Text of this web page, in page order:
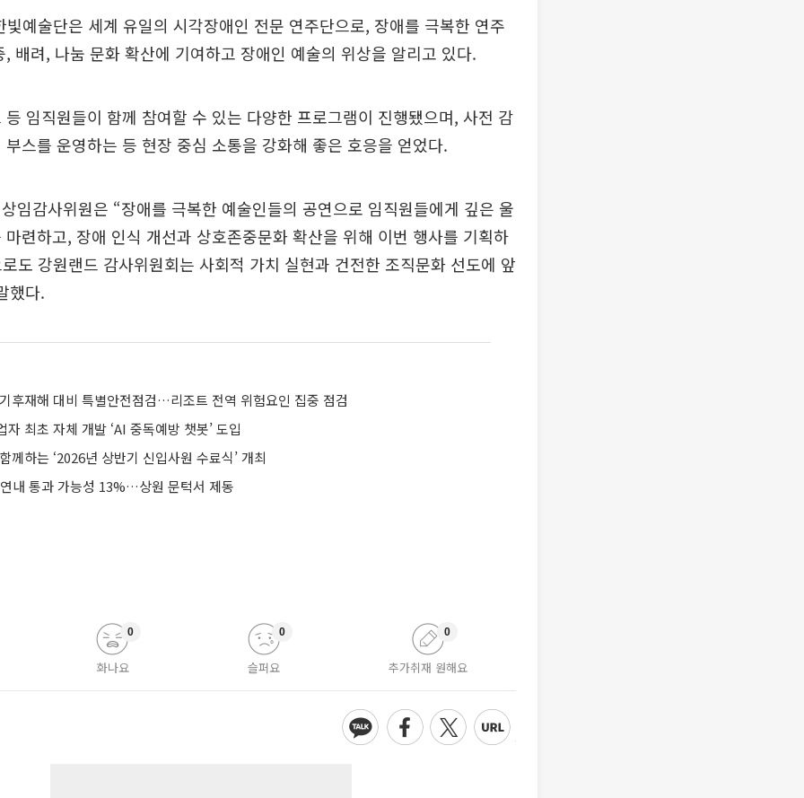
예술단은 세계 유일의 시각장애인 전문 연주단으로, 장애를 극복한 연주
배려, 나눔 문화 확산에 기여하고 장애인 예술의 위상을 알리고 있다.
임직원들이 함께 참여할 수 있는 다양한 프로그램이 진행됐으며, 사전 감
스를 운영하는 등 현장 중심 소통을 강화해 좋은 호응을 얻었다.
임감사위원은 “장애를 극복한 예술인들의 공연으로 임직원들에게 깊은 울
련하고, 장애 인식 개선과 상호존중문화 확산을 위해 이번 행사를 기획하
도 강원랜드 감사위원회는 사회적 가치 실현과 건전한 조직문화 선도에 앞
했다.
후재해 대비 특별안전점검…리조트 전역 위험요인 집중 점검
자 최초 자체 개발 ‘AI 중독예방 챗봇’ 도입
께하는 ‘2026년 상반기 신입사원 수료식’ 개최
내 통과 가능성 13%…상원 문턱서 제동
화나요
0
슬퍼요
0
추가취재 원해요
0